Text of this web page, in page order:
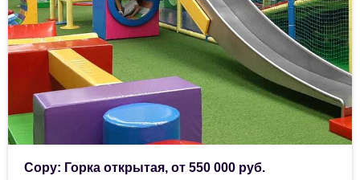
Copy: Горка открытая, от 550 000 руб.